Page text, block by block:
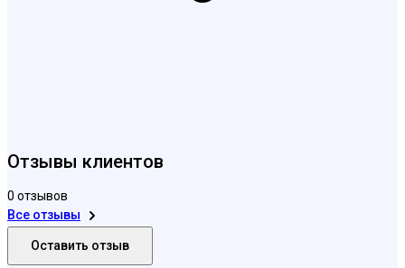
Отзывы клиентов
0 отзывов
Все отзывы
Оставить отзыв